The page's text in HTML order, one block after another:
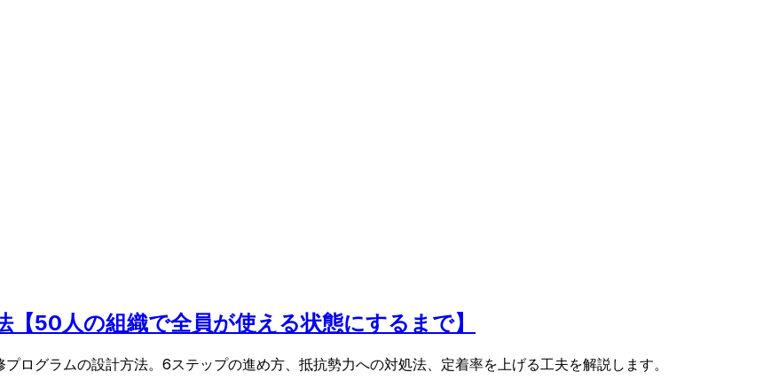
50人の組織で全員が使える状態にするまで】
ログラムの設計方法。6ステップの進め方、抵抗勢力への対処法、定着率を上げる工夫を解説します。